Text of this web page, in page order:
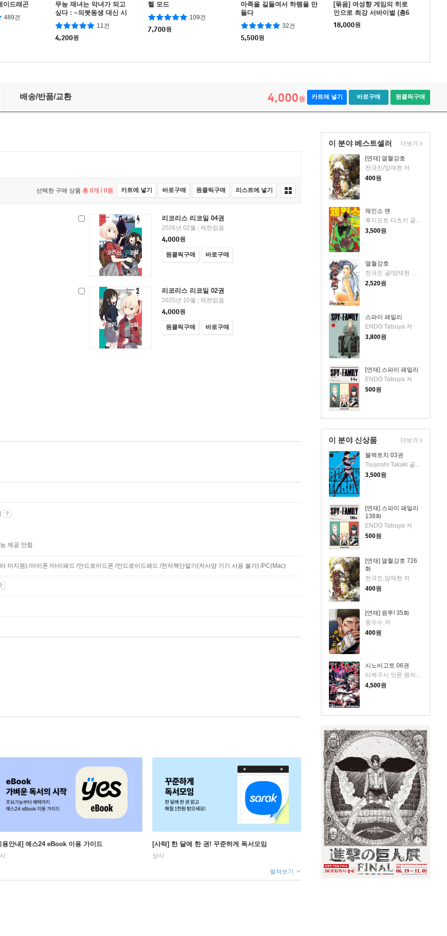
이드래곤
489건
무능 재녀는 악녀가 되고
싶다 : ~의붓동생 대신 시
집간 영애, 공작님의 익애
를 알아차리지 못해~
11건
4,200원
헬 모드
109건
7,700원
마족을 길들여서 하렘을 만
들다
32건
5,500원
[묶음] 여성향 게임의 히로
인으로 최강 서바이벌 (총6
권/미완결)
18,000원
배송/반품/교환 4,000원 카트에 넣기 바로구매 원클릭구매
이 분야 베스트셀러
[연재] 열혈강호
전극진/양재현 저
400원
체인소 맨
후지모토 타츠키 글,그림
3,500원
열혈강호
2,520원
스파이 패밀리
ENDO Tatsuya 저
3,800원
[연재] 스파이 패밀리
ENDO Tatsuya 저
500원
더보기
이 분야 신상품
블랙토치 03권
3,500원
[연재] 스파이 패밀리
138화
ENDO Tatsuya 저
500원
[연재] 열혈강호 726
화
전극진,양재현 저
400원
[연재] 원투! 35화
옹수수 저
400원
시노비고토 06권
타케구시 잇폰 원저/미타라시 산타 그림
4,500원
더보기
선택한 구매 상품 총 0개 / 0원 카트에 넣기 바로구매 원클릭구매 리스트에 넣기
리코리스 리코일 04권
2026년 02월
제한없음
4,000원
원클릭구매 바로구매
리코리스 리코일 02권
2025년 10월
제한없음
4,000원
원클릭구매 바로구매
제공 안함
미지원) /아이폰 /아이패드 /안드로이드폰 /안드로이드패드 /전자책단말기(저사양 기기 사용 불가) /PC(Mac)
용안내] 예스24 eBook 이용 가이드 [사락] 한 달에 한 권! 꾸준하게 독서모임
상시
펼쳐보기